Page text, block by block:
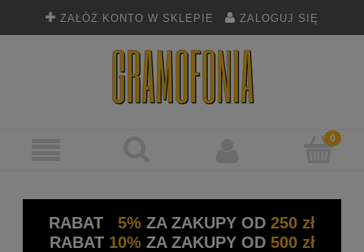
ZAŁÓŻ KONTO W SKLEPIE ZALOGUJ SIĘ
RABAT 5% ZA ZAKUPY OD 250 zł
RABAT 10%ZA ZAKUPY OD 500 zł